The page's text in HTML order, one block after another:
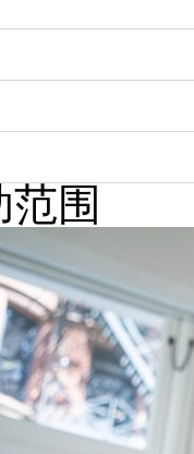
围